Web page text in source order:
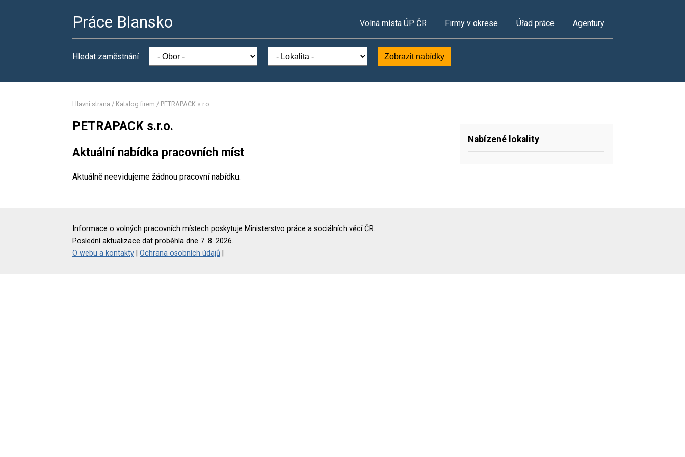
Práce Blansko Volná místa ÚP ČR Firmy v okrese Úřad práce Agentury
Hledat zaměstnání Zobrazit nabídky
Hlavní strana / Katalog firem / PETRAPACK s.r.o.
PETRAPACK s.r.o.
Aktuální nabídka pracovních míst
Aktuálně neevidujeme žádnou pracovní nabídku.
Nabízené lokality
Informace o volných pracovních místech poskytuje Ministerstvo práce a sociálních věcí ČR.
Poslední aktualizace dat proběhla dne 7. 8. 2026.
O webu a kontakty
Ochrana osobních údajů